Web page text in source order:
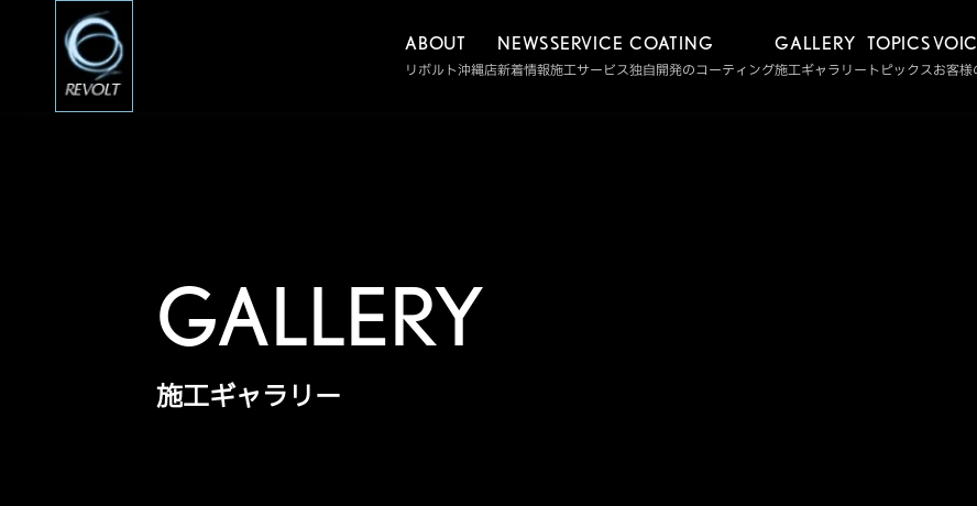
ABOUT
リボルト沖縄店
NEWS
新着情報
SERVICE
施工サービス
COATING
独自開発のコーティング
GALLERY
施工ギャラリー
TOPICS
トピックスお客様
GALLERY
施工ギャラリー